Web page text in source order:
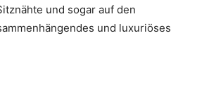
und sogar auf den
und luxuriöses